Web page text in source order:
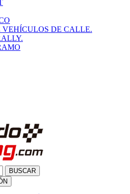
VEHÍCULOS DE CALLE.
BUSCAR